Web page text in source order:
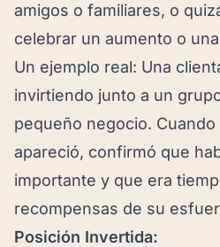
amigos o familiares, o
celebrar un aumento o
Un ejemplo real: Una
invirtiendo junto a un
pequeño negocio. Cuando
apareció, confirmó que
importante y que era
recompensas de su
Posición Invertida: